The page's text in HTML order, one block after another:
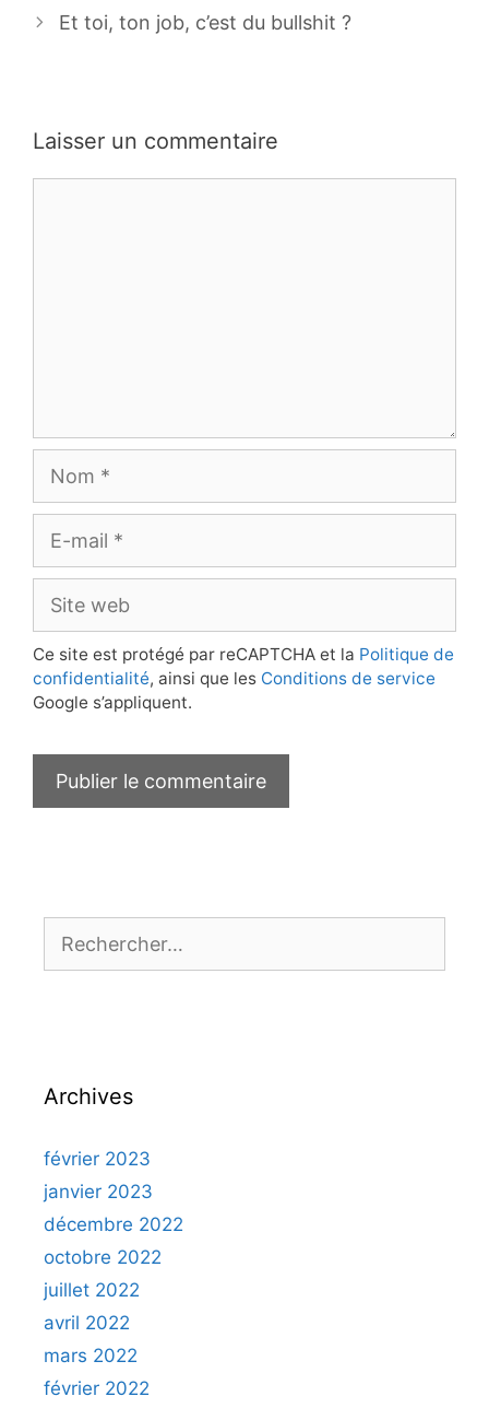
Et toi, ton job, c’est du bullshit ?
Laisser un commentaire
Site
web
Ce site est protégé par reCAPTCHA et la Politique de
confidentialité, ainsi que les Conditions de service
Google s’appliquent.
Archives
février 2023
janvier 2023
décembre 2022
octobre 2022
juillet 2022
avril 2022
mars 2022
février 2022